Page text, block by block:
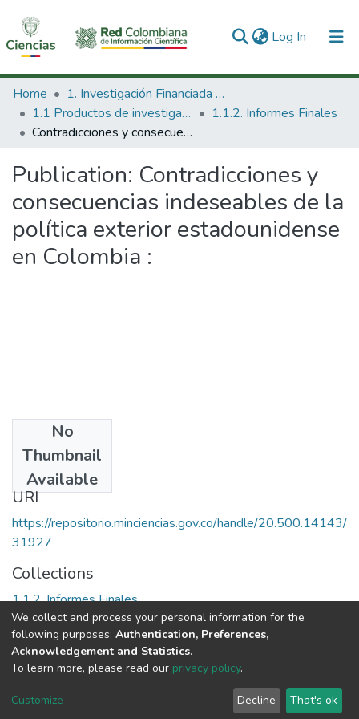
Log In (current)
Communities & Collections
All of DSpace
Home
1. Investigación Financiada con Recursos Públicos
1.1 Productos de investigación
1.1.2. Informes Finales
Contradicciones y consecuencias indeseables de la política exterior estadounidense en Colombia :
Publication: Contradicciones y
consecuencias indeseables de la
política exterior estadounidense
en Colombia :
No
Thumbnail
Available
2000
URI
https://repositorio.minciencias.gov.co/handle/20.500.14143/
31927
Collections
1.1.2. Informes Finales
Full item page
DSpace software copyright © 2002-2026
Cookie
End User
Agreement
Send
Feedback
We collect and process your personal information for the
following purposes: Authentication, Preferences,
Acknowledgement and Statistics.
To learn more, please read our privacy policy.
Customize Decline That's ok